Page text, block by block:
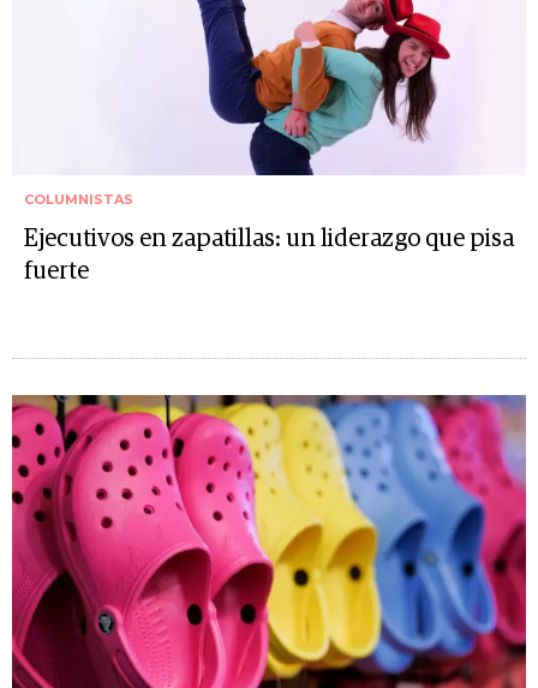
COLUMNISTAS
Ejecutivos en zapatillas: un liderazgo que pisa
fuerte